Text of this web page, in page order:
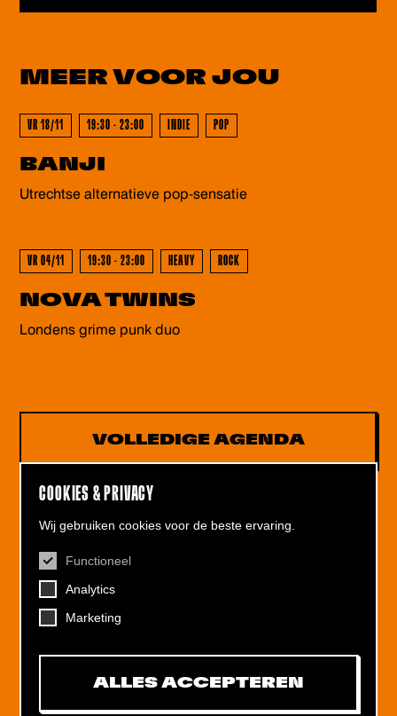
COOKIES & PRIVACY
Wij gebruiken cookies voor de beste ervaring.
Functioneel
Analytics
Marketing
ALLES ACCEPTEREN
MEER VOORJOU
- GEWEEST -
VR 18/11 19:30 - 23:00 INDIE POP
BANJI
Utrechtse alternatieve pop-sensatie
- GEWEEST -
VR 04/11 19:30 - 23:00 HEAVY ROCK
NOVA TWINS
Londens grime punk duo
VOLLEDIGE AGENDA
CONTACT
Helling 7, 3523 CB Utrecht